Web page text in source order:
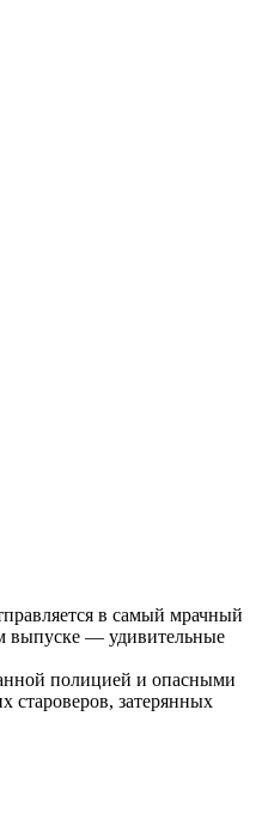
в самый мрачный
выпуске — удивительные
полицией и опасными
староверов, затерянных